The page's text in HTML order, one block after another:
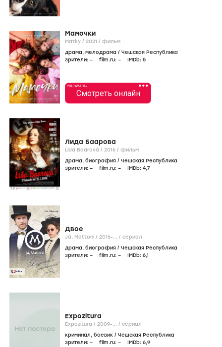
Мамочки
Matky / 2021 / фильм
драма, мелодрама / Чешская Республика
зрители: – film.ru: – IMDb: 5
•••
РЕКЛАМА 18+
Смотреть онлайн
Лида Баарова
Lída Baarová / 2016 / фильм
драма, биография / Чешская Республика
зрители: – film.ru: – IMDb: 4,7
Двое
Já, Mattoni / 2016-... / сериал
драма, биография / Чешская Республика
зрители: – film.ru: – IMDb: 6,1
Expozitura
Expozitura / 2009-... / сериал
криминал, боевик / Чешская Республика
зрители: – film.ru: – IMDb: 6,9